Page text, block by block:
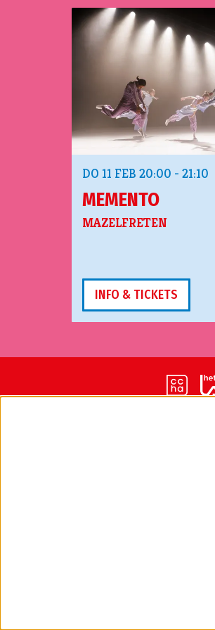
MEMENTO
MAZELFRETEN
DO 11 FEB 20:00 - 21:10
INFO & TICKETS